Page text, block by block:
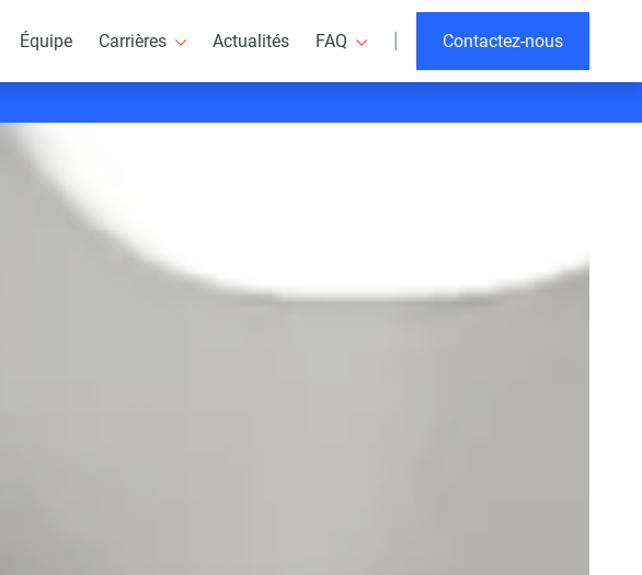
Équipe Carrières Actualités FAQ | Contactez-nous